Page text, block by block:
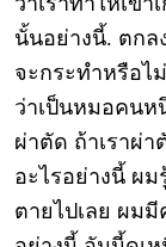
นั้นอย่างนี้. ตกล
จะกระทำหรือไ
ว่าเป็นหมอคนห
ผ่าตัด ถ้าเราผ่
อะไรอย่างนี้ ผ
ตายไปเลย ผม